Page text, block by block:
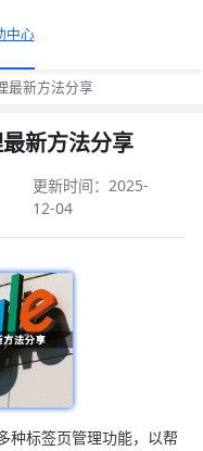
中心
最新方法分享
新方法分享
更新时间：2025-
12-04
标签页管理功能，以帮